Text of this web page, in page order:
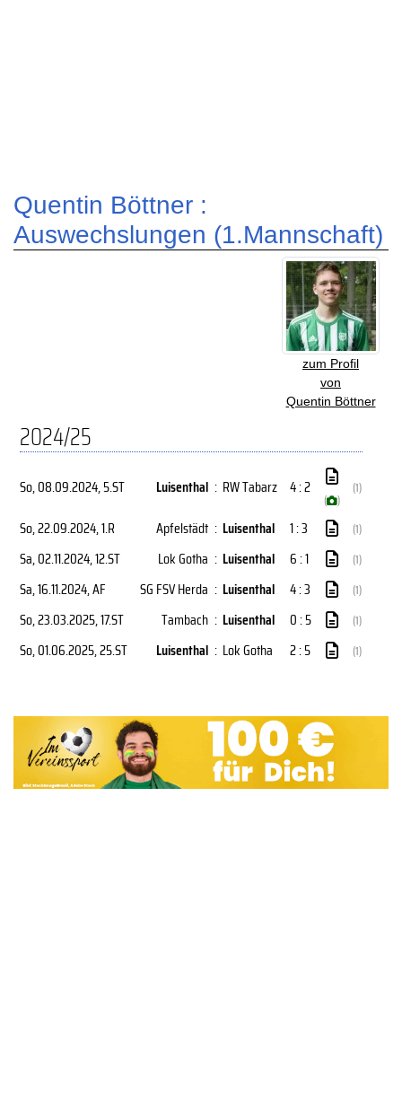
Quentin Böttner :
Auswechslungen (1.Mannschaft)
zum Profil
von
Quentin Böttner
2024/25
So, 08.09.2024, 5.ST Luisenthal : RW Tabarz 4 : 2
( )
(1)
So, 22.09.2024, 1.R Apfelstädt : Luisenthal 1 : 3 (1)
Sa, 02.11.2024, 12.ST Lok Gotha : Luisenthal 6 : 1 (1)
Sa, 16.11.2024, AF SG FSV Herda : Luisenthal 4 : 3 (1)
So, 23.03.2025, 17.ST Tambach : Luisenthal 0 : 5 (1)
So, 01.06.2025, 25.ST Luisenthal : Lok Gotha 2 : 5 (1)